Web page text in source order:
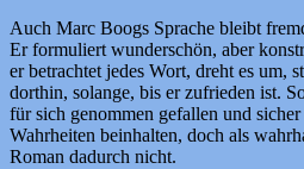
Auch Marc Boogs Sprache bleibt
Er formuliert wunderschön, aber
er betrachtet jedes Wort, dreht es um,
dorthin, solange, bis er zufrieden ist.
für sich genommen gefallen und
Wahrheiten beinhalten, doch als
Roman dadurch nicht.